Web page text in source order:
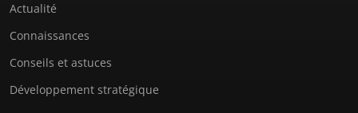
Actualité
Connaissances
Conseils et astuces
Développement stratégique